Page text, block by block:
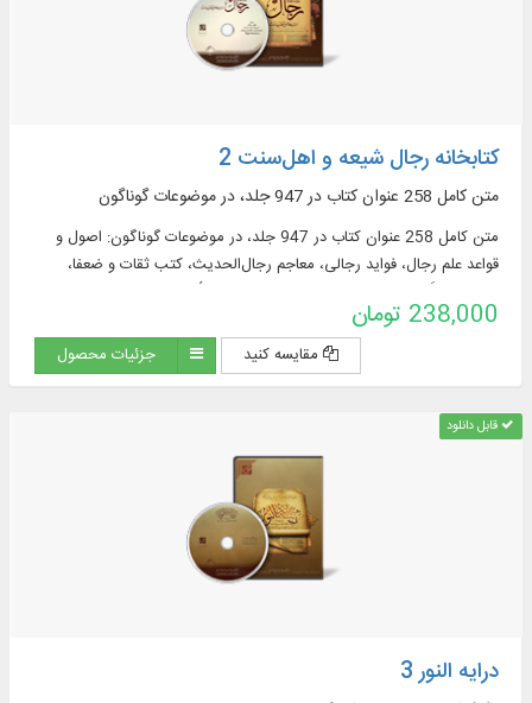
کتابخانه رجال شیعه و اهل‌‌سنت 2
متن کامل 258 عنوان کتاب در 947 جلد، در موضوعات گوناگون
متن کامل 258 عنوان کتاب در 947 جلد، در موضوعات گوناگون: اصول و
قواعد علم رجال، فواید رجالی، معاجم رجال‌الحدیث، کتب ثقات و ضعفا،
طبقات محدثان
238,000 تومان
مقایسه کنید جزئیات محصول
قابل دانلود
درایه النور 3